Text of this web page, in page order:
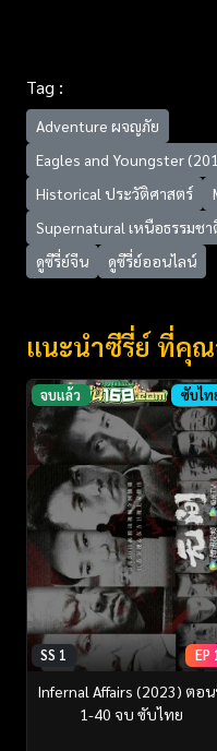
Tag :
Adventure ผจญภัย
Eagles and Youngster
Historical ประวัติศาสตร์
Supernatural เหนือธรรมชา
ดูซีรี่ย์จีน
ดูซีรี่ย์ออนไลน์
แนะนำซีรี่ย์ ที่คุ
จบแล้ว ซับไท
SS 1 EP
Infernal Affairs (2023) ตอ
1-40 จบ ซับไทย